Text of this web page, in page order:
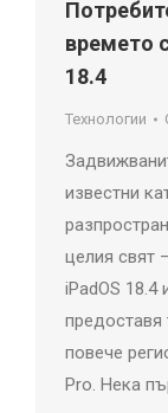
времето
18.4
Технологии
известни
целия свят
iPadOS 18.4
предоставя
повече
Pro. Нека